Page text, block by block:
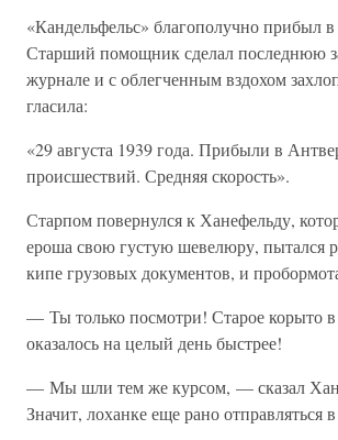
«Кандельфельс» благополучно прибыл
Старший помощник сделал последнюю
журнале и с облегченным вздохом
гласила:
«29 августа 1939 года. Прибыли в
происшествий. Средняя скорость».
Старпом повернулся к Ханефельду,
ероша свою густую шевелюру, пытался
кипе грузовых документов, и
— Ты только посмотри! Старое корыто в
оказалось на целый день быстрее!
— Мы шли тем же курсом, — сказал
Значит, лоханке еще рано отправляться